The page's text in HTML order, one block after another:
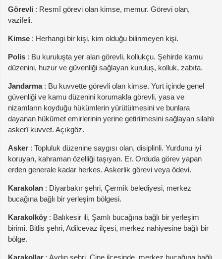
Görevli : Resmî görevi olan kimse, memur. Görevi olan,
vazifeli.
Kimse : Herhangi bir kişi, kim olduğu bilinmeyen kişi.
Polis : Bu kuruluşta yer alan görevli, kollukçu. Şehirde kamu
düzenini, huzur ve güvenliği sağlayan kuruluş, kolluk, zabıta.
Jandarma: Bu kuvvette görevli olan kimse. Yurt içinde genel
güvenliği ve kamu düzenini korumakla görevli, yasa ve
nizamların koyduğu hükümlerin yürütülmesini ve bunlara
dayanan hükûmet emirlerinin yerine getirilmesini sağlayan silahlı
askerî kuvvet. Açıkgöz.
Asker : Topluluk düzenine saygısı olan, disiplinli. Yurdunu iyi
koruyan, kahraman özelliği taşıyan. Er. Orduda görev yapan
erden generale kadar herkes. Askerlik görevi veya ödevi.
Karakolan : Diyarbakır şehri, Çermik belediyesi, merkez
bucağına bağlı bir yerleşim bölgesi.
Karakolköy : Balıkesir ili, Şamlı bucağına bağlı bir yerleşim
birimi. Bitlis şehri, Adilcevaz ilçesi, merkez nahiyesine bağlı bir
bölge.
Karakollar : Aydın şehri, Çine ilçesinde, merkez bucağına bağlı